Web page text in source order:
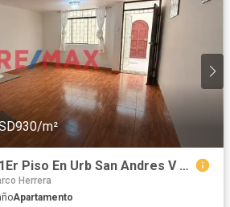
m²
Departamento En 1Er Piso En Urb San Andres V Etapa
Herrera
Apartamento